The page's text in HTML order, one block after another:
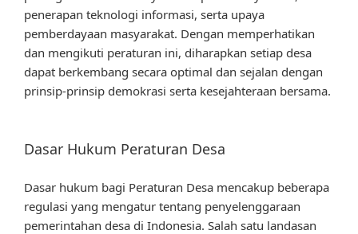
penerapan teknologi informasi, serta upaya
pemberdayaan masyarakat. Dengan memperhatikan
dan mengikuti peraturan ini, diharapkan setiap desa
dapat berkembang secara optimal dan sejalan dengan
prinsip-prinsip demokrasi serta kesejahteraan bersama.
Dasar Hukum Peraturan Desa
Dasar hukum bagi Peraturan Desa mencakup beberapa
regulasi yang mengatur tentang penyelenggaraan
pemerintahan desa di Indonesia. Salah satu landasan